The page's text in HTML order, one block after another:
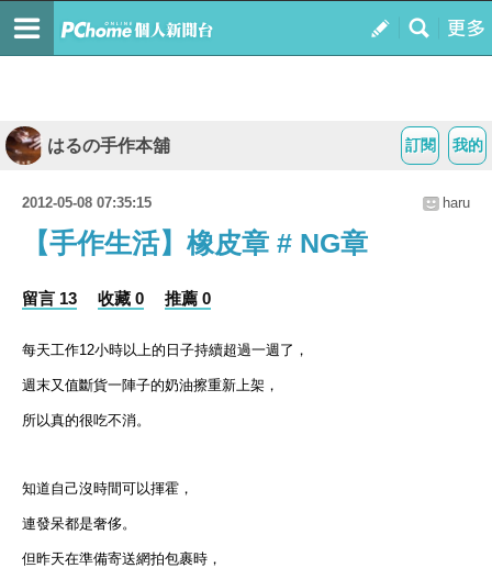
我的
訂閱
はるの手作本舖
2012-05-08 07:35:15 haru
【手作生活】橡皮章 # NG章
留言 13 收藏 0 推薦 0
每天工作12小時以上的日子持續超過一週了，
週末又值斷貨一陣子的奶油擦重新上架，
所以真的很吃不消。
知道自己沒時間可以揮霍，
連發呆都是奢侈。
但昨天在準備寄送網拍包裹時，